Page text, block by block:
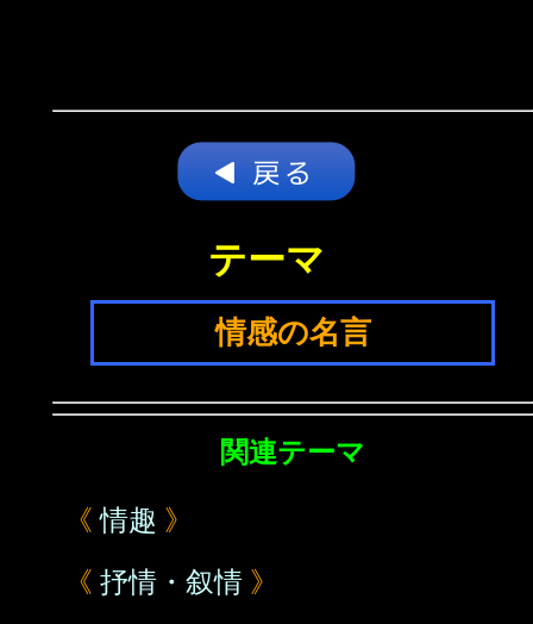
テーマ
情感の名言
関連テーマ
《情趣 》
《 抒情・叙情 》